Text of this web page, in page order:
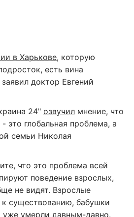
в Харькове, которую
есть вина
доктор Евгений
24" озвучил мнение, что
это глобальная проблема, а
семьи Николая
что это проблема всей
поведение взрослых,
не видят. Взрослые
существованию, бабушки
умерли давным-давно.